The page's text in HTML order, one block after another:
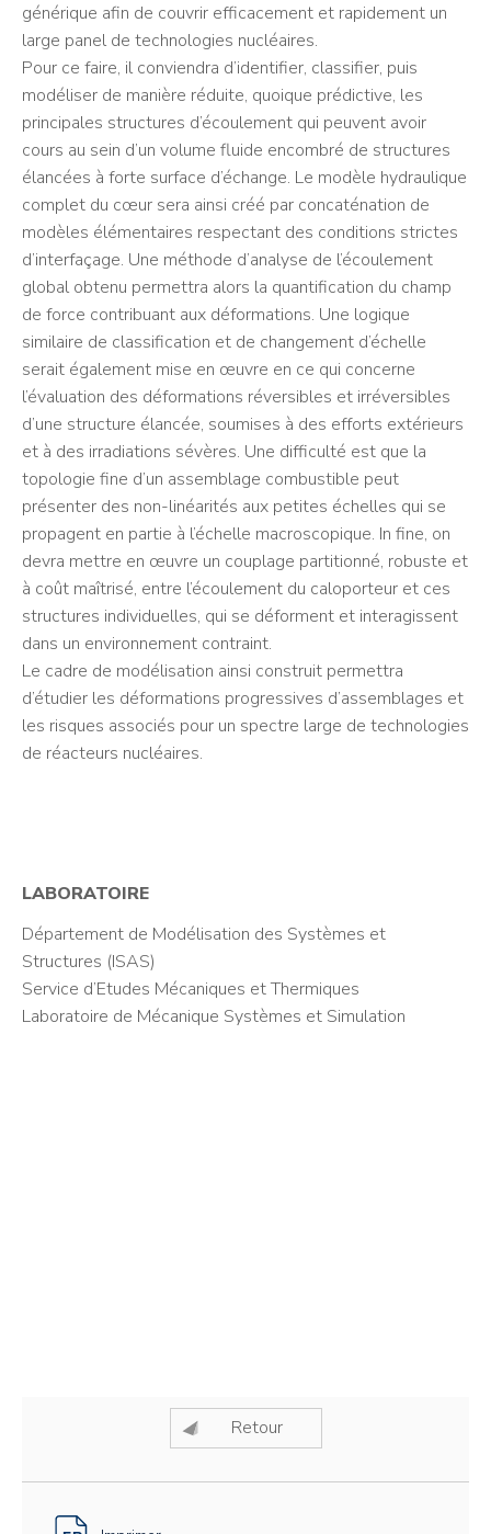
générique afin de couvrir efficacement et rapidement un
large panel de technologies nucléaires.
Pour ce faire, il conviendra d’identifier, classifier, puis
modéliser de manière réduite, quoique prédictive, les
principales structures d’écoulement qui peuvent avoir
cours au sein d’un volume fluide encombré de structures
élancées à forte surface d’échange. Le modèle hydraulique
complet du cœur sera ainsi créé par concaténation de
modèles élémentaires respectant des conditions strictes
d’interfaçage. Une méthode d’analyse de l’écoulement
global obtenu permettra alors la quantification du champ
de force contribuant aux déformations. Une logique
similaire de classification et de changement d’échelle
serait également mise en œuvre en ce qui concerne
l’évaluation des déformations réversibles et irréversibles
d’une structure élancée, soumises à des efforts extérieurs
et à des irradiations sévères. Une difficulté est que la
topologie fine d’un assemblage combustible peut
présenter des non-linéarités aux petites échelles qui se
propagent en partie à l’échelle macroscopique. In fine, on
devra mettre en œuvre un couplage partitionné, robuste et
à coût maîtrisé, entre l’écoulement du caloporteur et ces
structures individuelles, qui se déforment et interagissent
dans un environnement contraint.
Le cadre de modélisation ainsi construit permettra
d’étudier les déformations progressives d’assemblages et
les risques associés pour un spectre large de technologies
de réacteurs nucléaires.
LABORATOIRE
Département de Modélisation des Systèmes et
Structures (ISAS)
Service d’Etudes Mécaniques et Thermiques
Laboratoire de Mécanique Systèmes et Simulation
Retour